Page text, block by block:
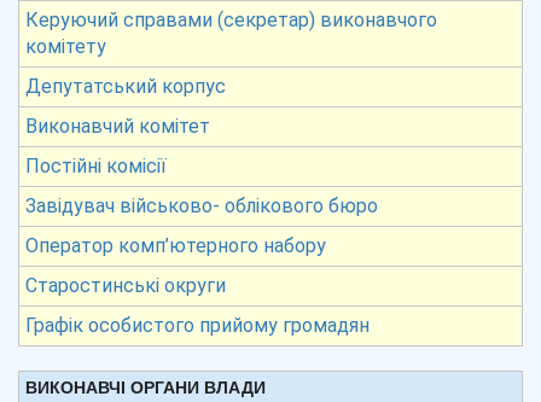
Керуючий справами (секретар) виконавчого
комітету
Депутатський корпус
Виконавчий комітет
Постійні комісії
Завідувач військово- облікового бюро
Оператор комп’ютерного набору
Старостинські округи
Графік особистого прийому громадян
ВИКОНАВЧІ ОРГАНИ ВЛАДИ